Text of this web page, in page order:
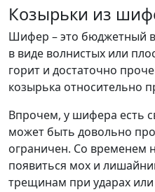
Козырьки из
Шифер – это бюджетный
в виде волнистых или
горит и достаточно
козырька относительно
Впрочем, у шифера есть
может быть довольно
ограничен. Со временем
появиться мох и
трещинам при ударах или